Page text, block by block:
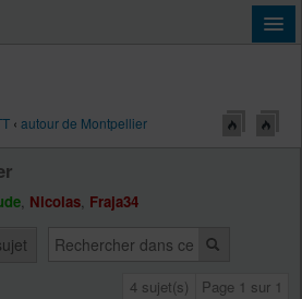
‹ autour de Montpellier
, Nicolas, Fraja34
4 sujet(s) Page 1 sur 1